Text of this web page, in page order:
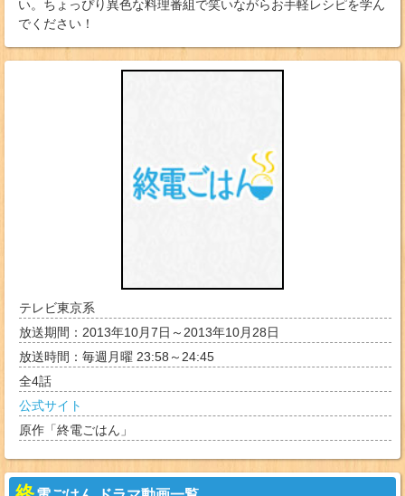
い。ちょっぴり異色な料理番組で笑いながらお手軽レシピを学ん
でください！
テレビ東京系
放送期間：2013年10月7日～2013年10月28日
放送時間：毎週月曜 23:58～24:45
全4話
公式サイト
原作「終電ごはん」